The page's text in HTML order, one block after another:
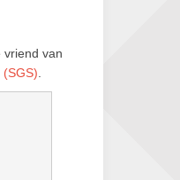
vriend van